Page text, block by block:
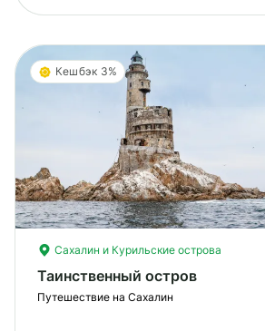
Кешбэк 3%
Сахалин и Курильские острова
Таинственный остров
Путешествие на Сахалин